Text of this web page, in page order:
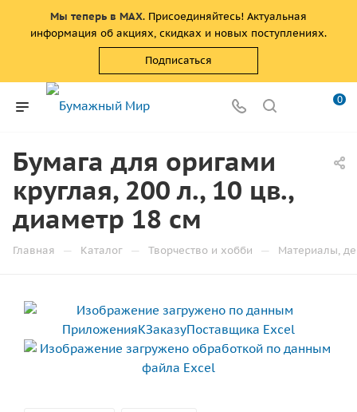
Мы теперь в MAX. Присоединяйтесь! Актуальная
информация об акциях, скидках и новых поступлениях.
Подписаться
0
Бумага для оригами
круглая, 200 л., 10 цв.,
диаметр 18 см
Главная — Каталог — Творчество и хобби — Материалы,